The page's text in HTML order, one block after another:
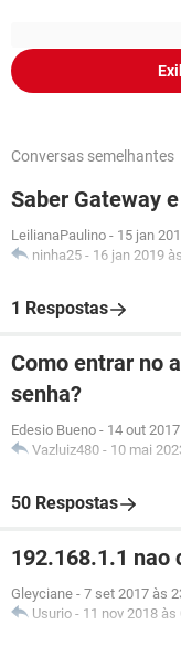
Conversas semelhantes
Saber Gateway
LeilianaPaulino - 15 jan
ninha25 - 16 jan 2019
1 Respostas
Como entrar no
senha?
Edesio Bueno - 14 out
Vazluiz480 - 10 mai
50 Respostas
192.168.1.1 nao
Gleyciane - 7 set 2017 às
Usurio - 11 nov 2018 às